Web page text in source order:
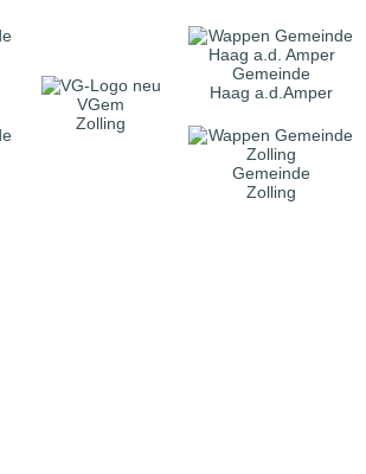
VGem
Zolling
Gemeinde
Haag a.d.Amper
Gemeinde
Zolling